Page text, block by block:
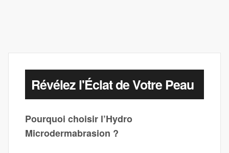
Révélez l'Éclat de Votre Peau
Pourquoi choisir l’Hydro
Microdermabrasion ?